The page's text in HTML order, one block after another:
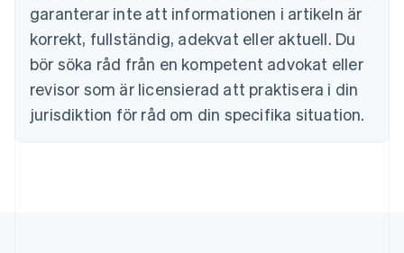
garanterar inte att informationen i artikeln är
korrekt, fullständig, adekvat eller aktuell. Du
bör söka råd från en kompetent advokat eller
revisor som är licensierad att praktisera i din
jurisdiktion för råd om din specifika situation.
Estland
Fastlandskina
简体中文English
Finland
English Svenska
Frankrike